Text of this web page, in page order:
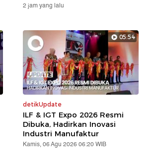
2 jam yang lalu
05:54
detikUpdate
ILF & IGT Expo 2026 Resmi
Dibuka, Hadirkan Inovasi
Industri Manufaktur
Kamis, 06 Agu 2026 06:20 WIB